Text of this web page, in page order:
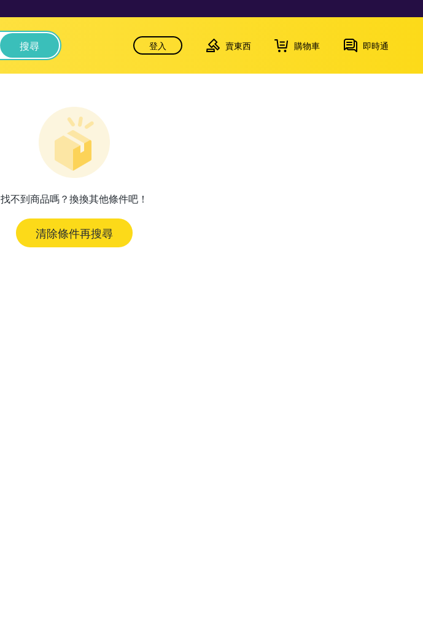
搜尋 登入 賣東西 購物車 即時通
找不到商品嗎？換換其他條件吧！
清除條件再搜尋